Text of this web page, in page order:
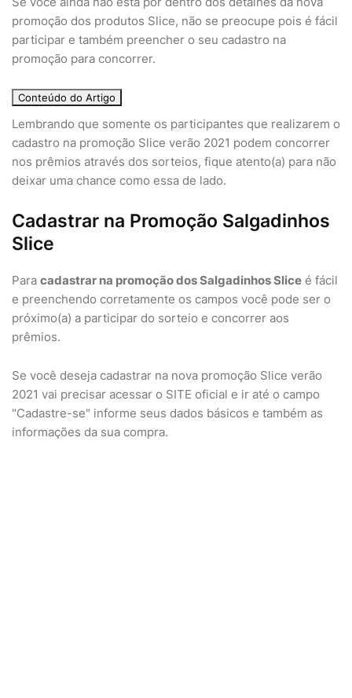
promoção dos produtos Slice, não se preocupe pois é fácil
participar e também preencher o seu cadastro na
promoção para concorrer.
Conteúdo do Artigo
Lembrando que somente os participantes que realizarem o
cadastro na promoção Slice verão 2021 podem concorrer
nos prêmios através dos sorteios, fique atento(a) para não
deixar uma chance como essa de lado.
Cadastrar na Promoção Salgadinhos
Slice
Para cadastrar na promoção dos Salgadinhos Slice é fácil
e preenchendo corretamente os campos você pode ser o
próximo(a) a participar do sorteio e concorrer aos
prêmios.
Se você deseja cadastrar na nova promoção Slice verão
2021 vai precisar acessar o SITE oficial e ir até o campo
"Cadastre-se" informe seus dados básicos e também as
informações da sua compra.